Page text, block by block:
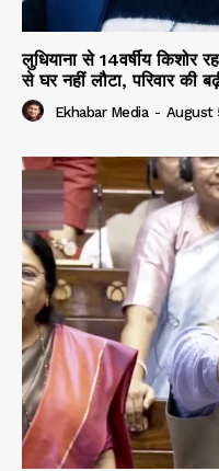
लुधियाना से 14वर्षीय किशोर
से घर नहीं लौटा, परिवार की
Ekhabar Media - August